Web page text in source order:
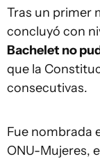
Tras un primer
concluyó con
Bachelet no
que la
consecutivas.
Fue nombrada
ONU-Mujeres,